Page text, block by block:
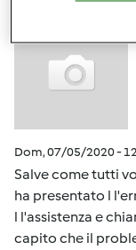
Felice66 (non
Dom, 07/05/2020 -
Salve come tutti
ha presentato l
l l'assistenza e
capito che il